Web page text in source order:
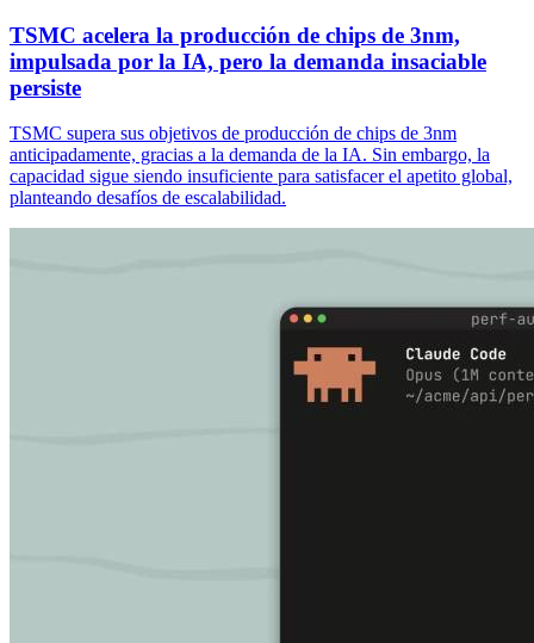
TSMC acelera la producción de chips de 3nm,
impulsada por la IA, pero la demanda insaciable
persiste
TSMC supera sus objetivos de producción de chips de 3nm
anticipadamente, gracias a la demanda de la IA. Sin embargo, la
capacidad sigue siendo insuficiente para satisfacer el apetito global,
planteando desafíos de escalabilidad.